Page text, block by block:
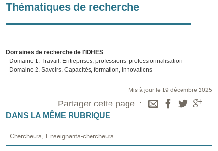
Thématiques de recherche
Domaines de recherche de l'IDHES
- Domaine 1. Travail. Entreprises, professions, professionnalisation
- Domaine 2. Savoirs. Capacités, formation, innovations
Mis à jour le 19 décembre 2025
Partager cette page
DANS LA MÊME RUBRIQUE
Chercheurs, Enseignants-chercheurs